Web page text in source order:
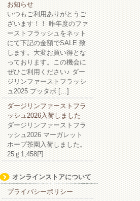
お知らせ
いつもご利用ありがとうご
ざいます！！ 昨年度のファ
ーストフラッシュをネット
にて下記の金額でSALE 致
します。大変お買い得とな
っております。この機会に
ぜひご利用ください♪ ダー
ジリンファーストフラッシ
ュ2025 プッタボ […]
ダージリンファーストフラ
ッシュ2026入荷しました
ダージリンファーストフラ
ッシュ2026 マーガレット
ホープ茶園入荷しました。
25ｇ1,458円
オンラインストアについて
プライバシーポリシー